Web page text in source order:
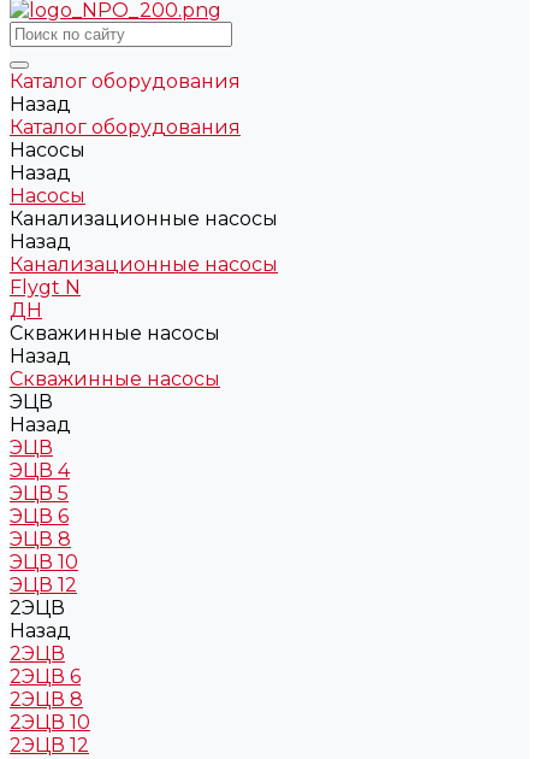
Каталог оборудования
Назад
Каталог оборудования
Насосы
Назад
Насосы
Канализационные насосы
Назад
Канализационные насосы
Flygt N
ДН
Скважинные насосы
Назад
Скважинные насосы
ЭЦВ
Назад
ЭЦВ
ЭЦВ 4
ЭЦВ 5
ЭЦВ 6
ЭЦВ 8
ЭЦВ 10
ЭЦВ 12
2ЭЦВ
Назад
2ЭЦВ
2ЭЦВ 6
2ЭЦВ 8
2ЭЦВ 10
2ЭЦВ 12